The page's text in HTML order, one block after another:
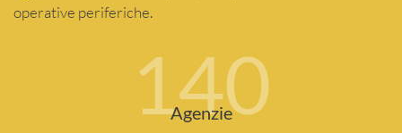
operative periferiche.
140
Agenzie